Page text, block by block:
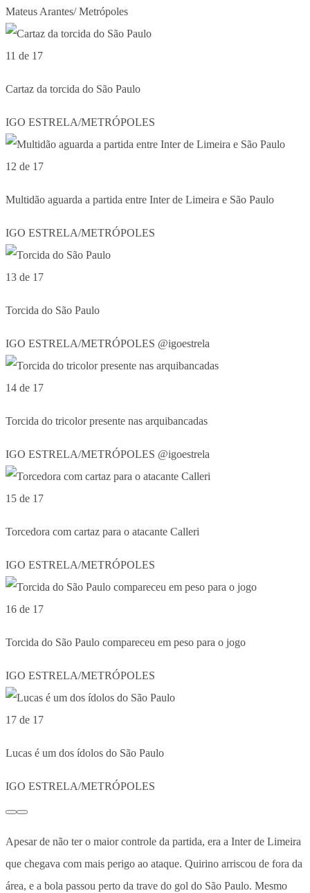
Mateus Arantes/ Metrópoles
11 de 17
Cartaz da torcida do São Paulo
IGO ESTRELA/METRÓPOLES
12 de 17
Multidão aguarda a partida entre Inter de Limeira e São Paulo
IGO ESTRELA/METRÓPOLES
13 de 17
Torcida do São Paulo
IGO ESTRELA/METRÓPOLES @igoestrela
14 de 17
Torcida do tricolor presente nas arquibancadas
IGO ESTRELA/METRÓPOLES @igoestrela
15 de 17
Torcedora com cartaz para o atacante Calleri
IGO ESTRELA/METRÓPOLES
16 de 17
Torcida do São Paulo compareceu em peso para o jogo
IGO ESTRELA/METRÓPOLES
17 de 17
Lucas é um dos ídolos do São Paulo
IGO ESTRELA/METRÓPOLES
Apesar de não ter o maior controle da partida, era a Inter de Limeira
que chegava com mais perigo ao ataque. Quirino arriscou de fora da
área, e a bola passou perto da trave do gol do São Paulo. Mesmo